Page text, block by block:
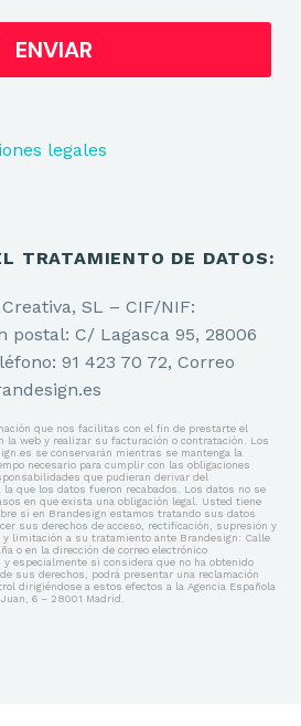
legales
TRATAMIENTO DE DATOS:
SL – CIF/NIF:
postal: C/ Lagasca 95, 28006
91 423 70 72, Correo
que nos facilitas con el fin de prestarte el
la web y realizar su facturación o contratación. Los
se conservarán mientras se mantenga la
necesario para cumplir con las obligaciones
que pudieran derivar del
que los datos fueron recabados. Los datos no se
en que exista una obligación legal. Usted tiene
si en Brandesign estamos tratando sus datos
sus derechos de acceso, rectificación, supresión y
limitación a su tratamiento ante Brandesign: Calle
o en la dirección de correo electrónico
especialmente si considera que no ha obtenido
sus derechos, podrá presentar una reclamación
dirigiéndose a estos efectos a la Agencia Española
6 – 28001 Madrid.